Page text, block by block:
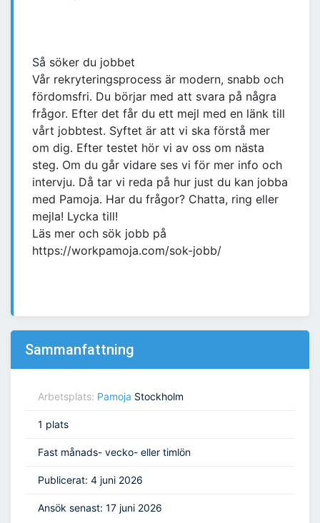
Så söker du jobbet
Vår rekryteringsprocess är modern, snabb och
fördomsfri. Du börjar med att svara på några
frågor. Efter det får du ett mejl med en länk till
vårt jobbtest. Syftet är att vi ska förstå mer
om dig. Efter testet hör vi av oss om nästa
steg. Om du går vidare ses vi för mer info och
intervju. Då tar vi reda på hur just du kan jobba
med Pamoja. Har du frågor? Chatta, ring eller
mejla! Lycka till!
Läs mer och sök jobb på
https://workpamoja.com/sok-jobb/
Sammanfattning
Arbetsplats: Pamoja Stockholm
1 plats
Fast månads- vecko- eller timlön
Publicerat: 4 juni 2026
Ansök senast: 17 juni 2026